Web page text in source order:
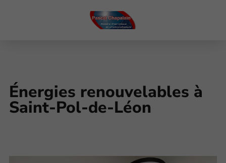
Énergies renouvelables à
Saint-Pol-de-Léon